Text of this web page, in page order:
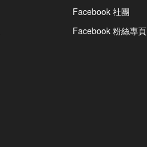
Facebook 社團
Facebook 粉絲專頁